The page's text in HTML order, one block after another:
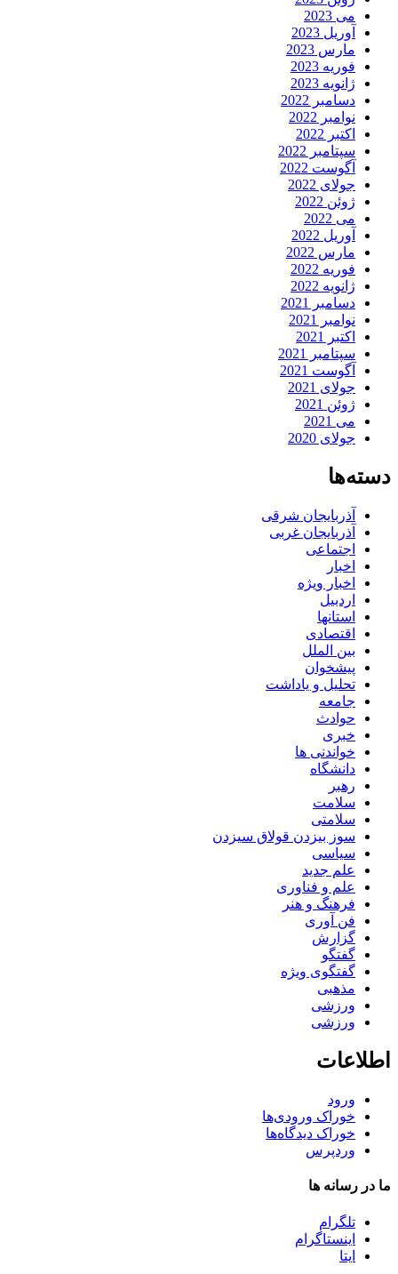
می 2023
آوریل 2023
مارس 2023
فوریه 2023
ژانویه 2023
دسامبر 2022
نوامبر 2022
اکتبر 2022
سپتامبر 2022
آگوست 2022
جولای 2022
ژوئن 2022
می 2022
آوریل 2022
مارس 2022
فوریه 2022
ژانویه 2022
دسامبر 2021
نوامبر 2021
اکتبر 2021
سپتامبر 2021
آگوست 2021
جولای 2021
ژوئن 2021
می 2021
جولای 2020
دسته‌ها
آذربایجان شرقی
آذربایجان غربی
اجتماعی
اخبار
اخبار ویژه
اردبیل
استانها
اقتصادی
بین الملل
پیشخوان
تحلیل و یاداشت
جامعه
حوادث
خبری
خواندنی ها
دانشگاه
رهبر
سلامت
سلامتی
سوز بیزدن قولاق سیزدن
سیاسی
علم جدید
علم و فناوری
فرهنگ و هنر
فن آوری
گزارش
گفتگو
گفتگوی ویژه
مذهبی
ورزشی
ورزشی
اطلاعات
ورود
خوراک ورودی‌ها
خوراک دیدگاه‌ها
وردپرس
ما در رسانه ها
تلگرام
اینستاگرام
ایتا